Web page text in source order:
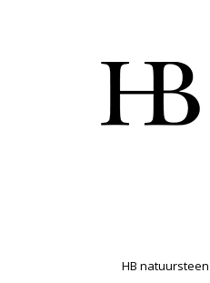
HB natuursteen